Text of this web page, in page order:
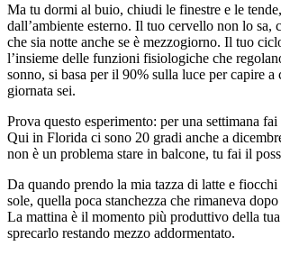
Ma tu dormi al buio, chiudi le finestre e le
dall’ambiente esterno. Il tuo cervello non lo sa,
che sia notte anche se è mezzogiorno. Il tuo
l’insieme delle funzioni fisiologiche che
sonno, si basa per il 90% sulla luce per capire a
giornata sei.
Prova questo esperimento: per una settimana
Qui in Florida ci sono 20 gradi anche a
non è un problema stare in balcone, tu fai il
Da quando prendo la mia tazza di latte e fiocchi
sole, quella poca stanchezza che rimaneva
La mattina è il momento più produttivo della
sprecarlo restando mezzo addormentato.